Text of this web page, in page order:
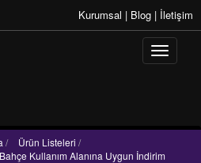
Kurumsal | Blog | İletişim
/ Ürün Listeleri /
Kullanım Alanına Uygun İndirim